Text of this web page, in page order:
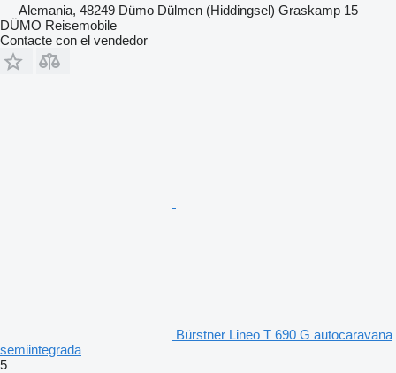
Alemania, 48249 Dümo Dülmen (Hiddingsel) Graskamp 15
DÜMO Reisemobile
Contacte con el vendedor
Bürstner Lineo T 690 G autocaravana
semiintegrada
5